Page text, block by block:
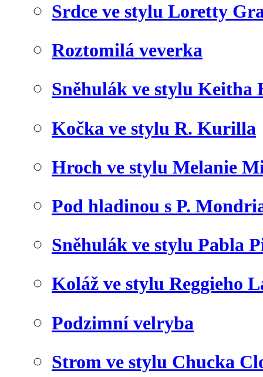
Srdce ve stylu Loretty
Roztomilá veverka
Sněhulák ve stylu Keitha
Kočka ve stylu R. Kurilla
Hroch ve stylu Melanie
Pod hladinou s P.
Sněhulák ve stylu Pabla
Koláž ve stylu Reggieho
Podzimní velryba
Strom ve stylu Chucka